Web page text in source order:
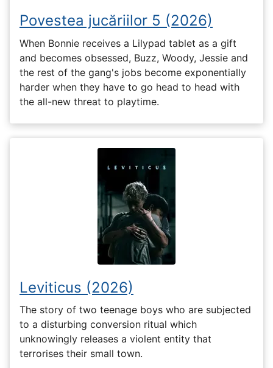
Povestea jucăriilor 5 (2026)
When Bonnie receives a Lilypad tablet as a gift
and becomes obsessed, Buzz, Woody, Jessie and
the rest of the gang's jobs become exponentially
harder when they have to go head to head with
the all-new threat to playtime.
Leviticus (2026)
The story of two teenage boys who are subjected
to a disturbing conversion ritual which
unknowingly releases a violent entity that
terrorises their small town.